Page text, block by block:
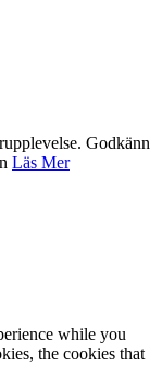
Godkänn
Läs Mer
while you
the cookies that